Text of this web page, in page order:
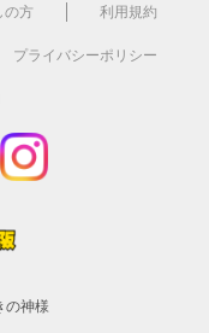
の方 利用規約
プライバシーポリシー
の神様